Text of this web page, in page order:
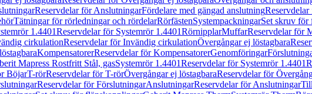
Reservdelar för AnslutningarFördelare med gängad anslutningReservdelar
Tätningar för rörledningar och rördelarRörfästenSystempackningarSet skruv för
1.4401Reservdelar för Systemrör 1.4401RörnipplarMuffarReservdelar för
cirkulationReservdelar för Invändig cirkulationÖvergångar ej löstagbara
KompensatorerReservdelar för KompensatorerGenomföringar
Mapress Rostfritt Stål, gasSystemrör 1.4401Reservdelar för Systemrör 1.4401
BöjarT-rörReservdelar för T-rörÖvergångar ej löstagbaraReservdelar för
Reservdelar för FörslutningarAnslutningarReservdelar för Anslutningar